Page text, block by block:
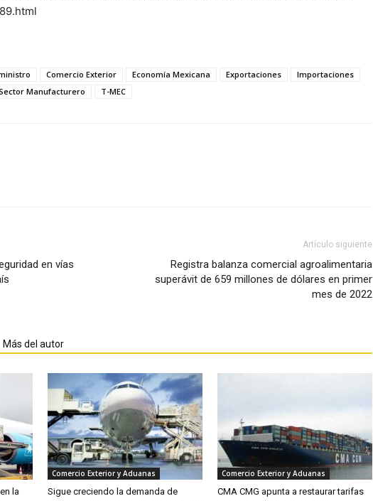
Comercio Exterior Economía Mexicana Exportaciones
Importaciones
Manufacturero T-MEC
en vías
Artículo siguiente
Registra balanza comercial agroalimentaria
superávit de 659 millones de dólares en primer
mes de 2022
Más del autor
la
Comercio Exterior y Aduanas
Sigue creciendo la demanda de
Comercio Exterior y Aduanas
CMA CMG apunta a restaurar tarifas